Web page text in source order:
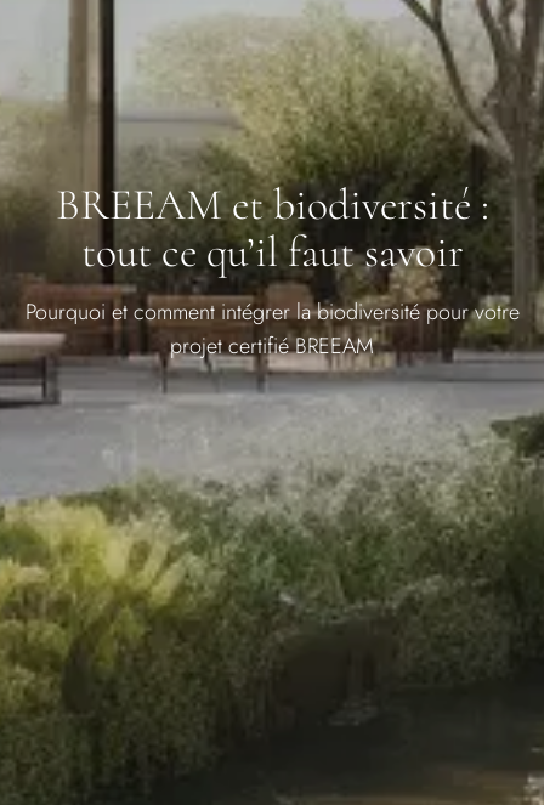
BREEAM et biodiversité :
tout ce qu’il faut savoir
Pourquoi et comment intégrer la biodiversité pour votre
projet certifié BREEAM